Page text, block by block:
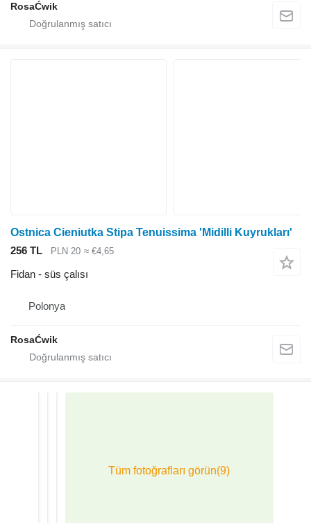
RosaĆwik
Ostnica Cieniutka Stipa Tenuissima 'Midilli Kuyrukları'
256 TL
PLN 20 ≈ €4,65
Fidan - süs çalısı
Polonya
RosaĆwik